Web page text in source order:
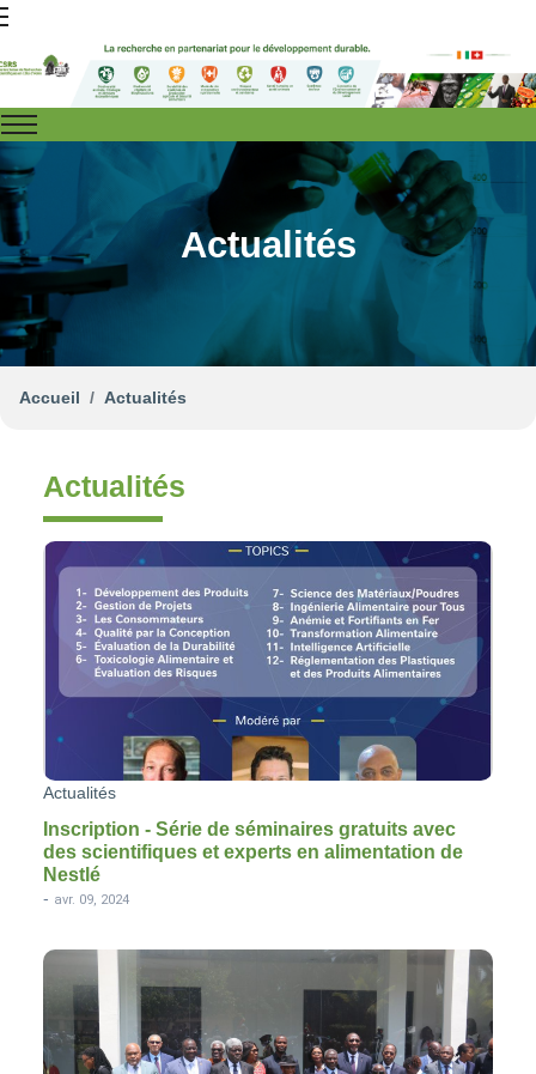
Actualités
Accueil Actualités
Actualités
Actualités
Inscription - Série de séminaires gratuits avec
des scientifiques et experts en alimentation de
Nestlé
- avr. 09, 2024